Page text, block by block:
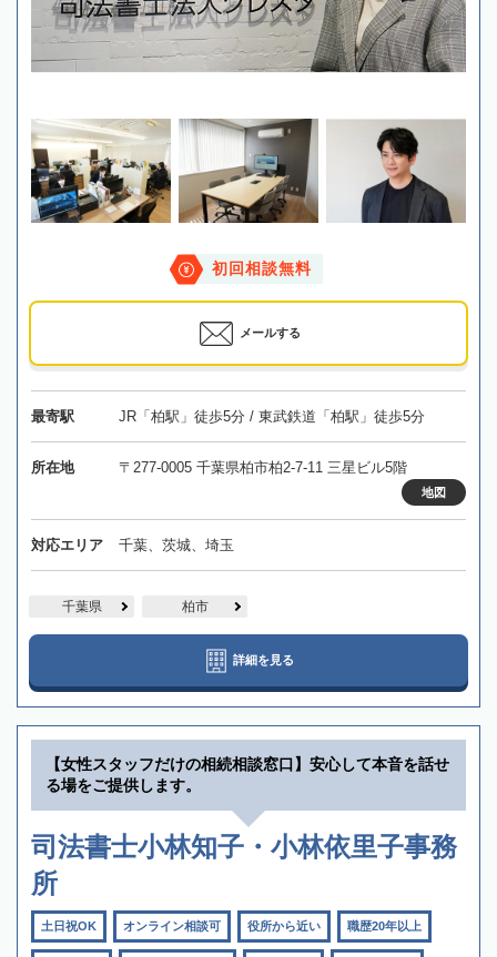
初回相談無料
メールする
最寄駅 JR「柏駅」徒歩5分 / 東武鉄道「柏駅」徒歩5分
所在地 〒277-0005 千葉県柏市柏2-7-11 三星ビル5階
地図
対応エリア 千葉、茨城、埼玉
千葉県 柏市
詳細を見る
【女性スタッフだけの相続相談窓口】安心して本音を話せ
る場をご提供します。
司法書士小林知子・小林依里子事務
所
土日祝OK オンライン相談可 役所から近い 職歴20年以上